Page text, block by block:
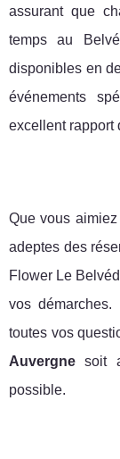
assurant que
temps au
disponibles en
événements
excellent rapport
Que vous
adeptes des
Flower Le
vos
toutes vos
Auvergne soit
possible.